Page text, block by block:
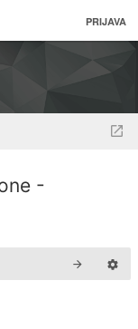
PRIJAVA
-